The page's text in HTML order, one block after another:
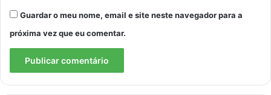
Guardar o meu nome, email e site neste navegador para a
próxima vez que eu comentar.